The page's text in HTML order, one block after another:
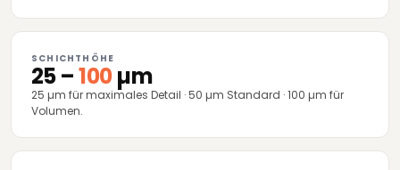
SCHICHTHÖHE
25 –100µm
25 µm für maximales Detail · 50 µm Standard · 100 µm für
Volumen.